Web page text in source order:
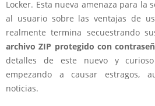
Locker. Esta nueva amenaza para la
al usuario sobre las ventajas de
realmente termina secuestrando
archivo ZIP protegido con
detalles de este nuevo y
empezando a causar estragos,
noticias.